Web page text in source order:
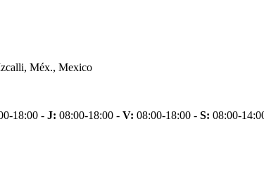
Méx., Mexico
18:00 - J: 08:00-18:00 - V: 08:00-18:00 - S: 08:00-